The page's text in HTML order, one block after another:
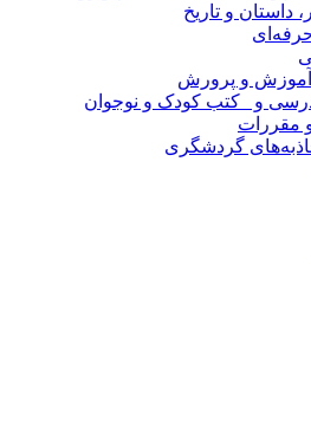
داستان و تاریخ
آموزش و پرورش
و _کتب کودک و نوجوان
مقررات
گردشگری